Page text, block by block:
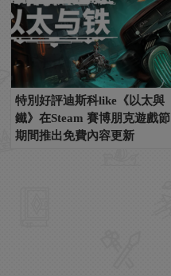
特別好評迪斯科like《以太與
鐵》在Steam 賽博朋克遊戲節
期間推出免費內容更新